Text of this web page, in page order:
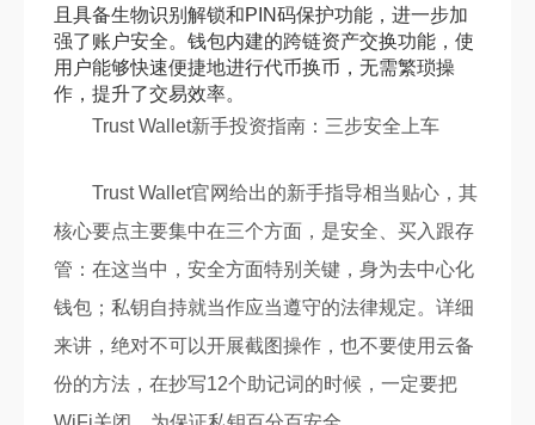
且具备生物识别解锁和PIN码保护功能，进一步加
强了账户安全。钱包内建的跨链资产交换功能，使
用户能够快速便捷地进行代币换币，无需繁琐操
作，提升了交易效率。
Trust Wallet新手投资指南：三步安全上车
Trust Wallet官网给出的新手指导相当贴心，其
核心要点主要集中在三个方面，是安全、买入跟存
管：在这当中，安全方面特别关键，身为去中心化
钱包；私钥自持就当作应当遵守的法律规定。详细
来讲，绝对不可以开展截图操作，也不要使用云备
份的方法，在抄写12个助记词的时候，一定要把